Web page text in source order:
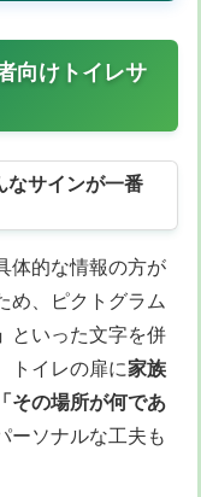
向けトイレサ
なサインが一番
体的な情報の方が
め、ピクトグラム
といった文字を併
トイレの扉に家族
「その場所が何であ
ーソナルな工夫も